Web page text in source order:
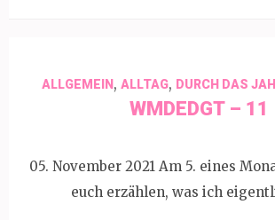
ALLGEMEIN, ALLTAG, DURCH DAS
WMDEDGT – 11
05. November 2021 Am 5. eines
euch erzählen, was ich